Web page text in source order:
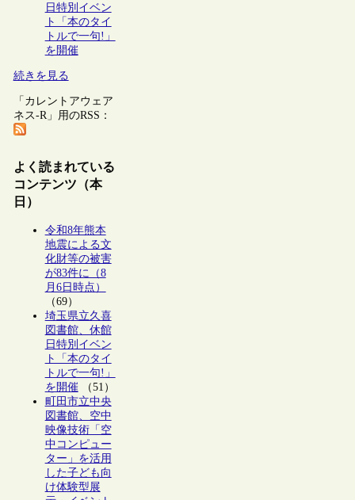
日特別イベン
ト「本のタイ
トルで一句!」
を開催
続きを見る
「カレントアウェア
ネス-R」用のRSS：
よく読まれている
コンテンツ（本
日）
令和8年熊本
地震による文
化財等の被害
が83件に（8
月6日時点）
（69）
埼玉県立久喜
図書館、休館
日特別イベン
ト「本のタイ
トルで一句!」
を開催（51）
町田市立中央
図書館、空中
映像技術「空
中コンピュー
ター」を活用
した子ども向
け体験型展